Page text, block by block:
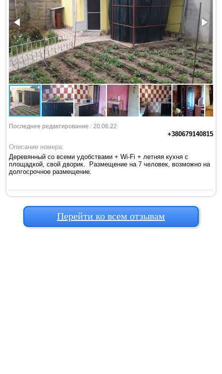
Последнее редактирование : 20.06.22
+380679140815
Описание номера:
Деревянный со всеми удобствами + Wi-Fi + летняя кухня с
площадкой, свой дворик. Размещение на 7 человек, возможно на
долгосрочное размещение.
Перейти ко всем отзывам